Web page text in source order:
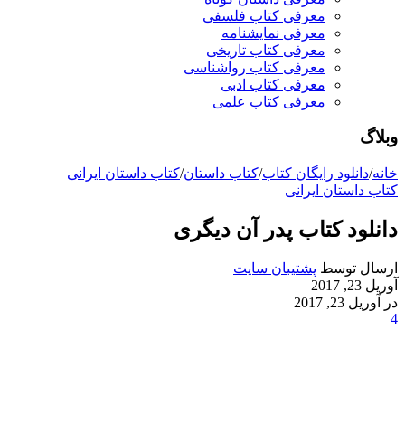
معرفی کتاب فلسفی
معرفی نمایشنامه
معرفی کتاب تاریخی
معرفی کتاب رواشناسی
معرفی کتاب ادبی
معرفی کتاب علمی
وبلاگ
خانه/دانلود رایگان کتاب/کتاب داستان/کتاب داستان ایرانی
کتاب داستان ایرانی
دانلود کتاب پدر آن دیگری
ارسال توسط پشتیبان سایت
آوریل 23, 2017
در آوریل 23, 2017
4